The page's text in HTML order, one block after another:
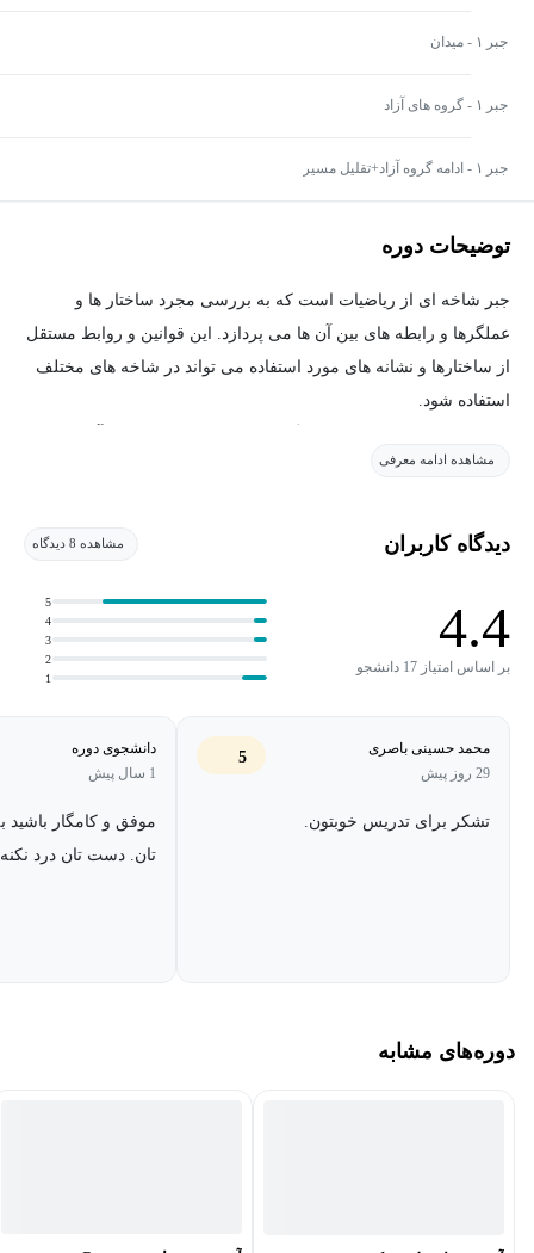
جبر ۱ - میدان
جبر ۱ - گروه های آزاد
جبر ۱ - ادامه گروه آزاد+تقلیل مسیر
توضیحات دوره
جبر شاخه ای از ریاضیات است که به بررسی مجرد ساختار ها و
عملگرها و رابطه های بین آن ها می پردازد. این قوانین و روابط مستقل
از ساختارها و نشانه های مورد استفاده می تواند در شاخه های مختلف
استفاده شود.
پردازد.
مشاهده ادامه معرفی
دیدگاه کاربران مشاهده 8 دیدگاه
4.4
بر اساس امتیاز 17 دانشجو
1
2
3
4
5
محمد حسینی باصری
29 روز پیش
5
تشکر برای تدریس خوبتون.
دانشجوی دوره
1 سال پیش
موفق و کامگار باشید
تان. دست تان درد نکنه
دوره‌های مشابه